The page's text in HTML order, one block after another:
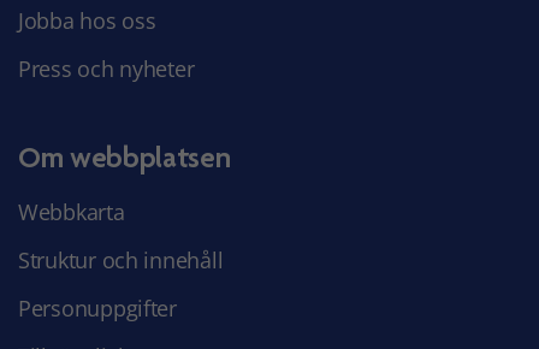
Jobba hos oss
Press och nyheter
Om webbplatsen
Webbkarta
Struktur och innehåll
Personuppgifter